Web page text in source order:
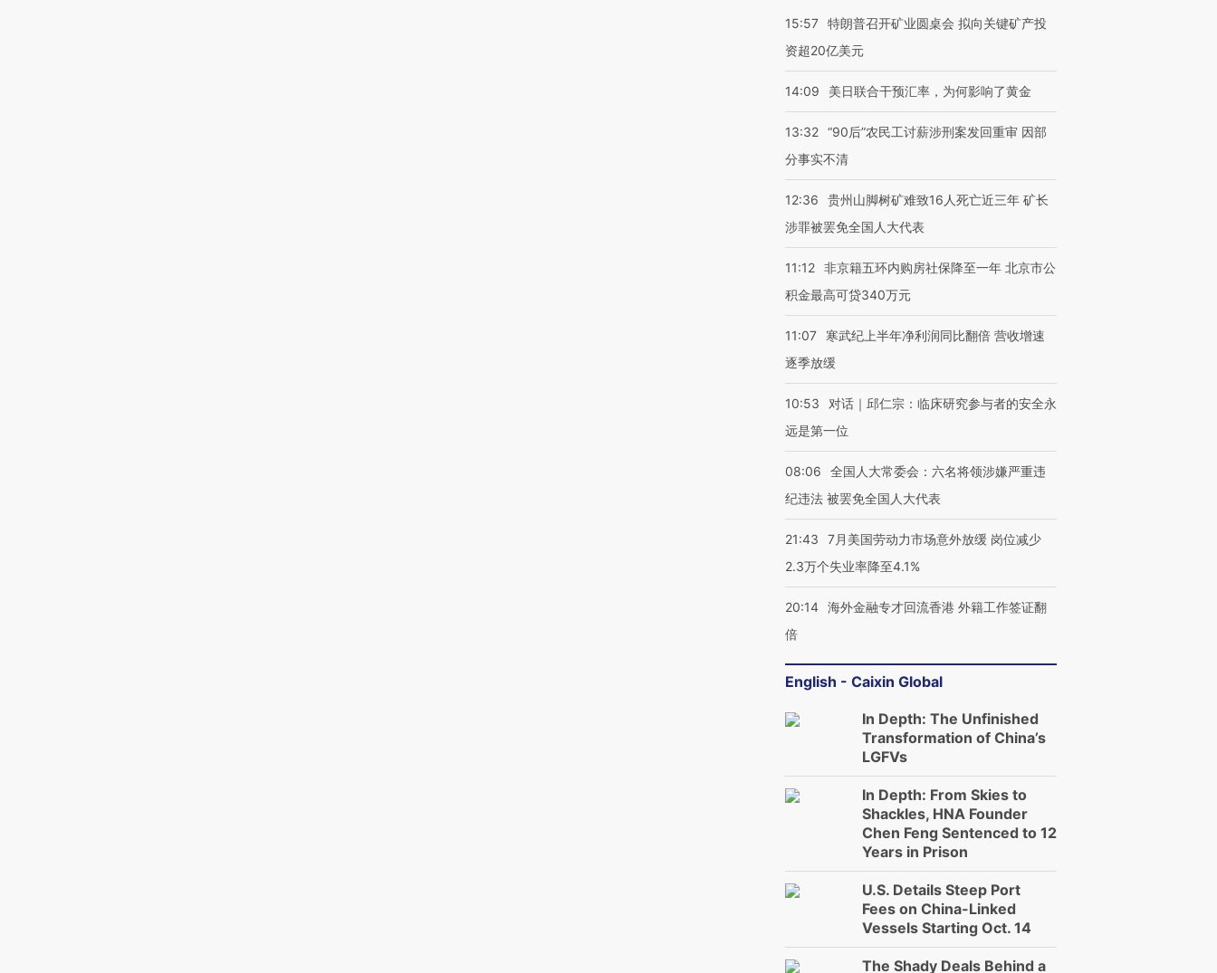
15:57 特朗普召开矿业圆桌会 拟向关键矿产投
资超20亿美元
14:09 美日联合干预汇率，为何影响了黄金
13:32 “90后”农民工讨薪涉刑案发回重审 因部
分事实不清
12:36
贵州山脚树矿难致16人死亡近三年 矿长
涉罪被罢免全国人大代表
11:12 非京籍五环内购房社保降至一年 北京市公
积金最高可贷340万元
11:07
寒武纪上半年净利润同比翻倍 营收增速
逐季放缓
10:53
对话｜邱仁宗：临床研究参与者的安全永
远是第一位
08:06
全国人大常委会：六名将领涉嫌严重违
纪违法 被罢免全国人大代表
21:43
7月美国劳动力市场意外放缓 岗位减少
2.3万个失业率降至4.1%
20:14 海外金融专才回流香港 外籍工作签证翻
倍
English - Caixin Global
In Depth: The Unfinished
Transformation of China’s
LGFVs
In Depth: From Skies to
Shackles, HNA Founder
Chen Feng Sentenced to 12
Years in Prison
U.S. Details Steep Port
Fees on China-Linked
Vessels Starting Oct. 14
The Shady Deals Behind a